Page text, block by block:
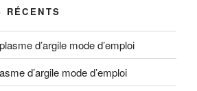
RÉCENTS
d’argile mode d’emploi
d’argile mode d’emploi